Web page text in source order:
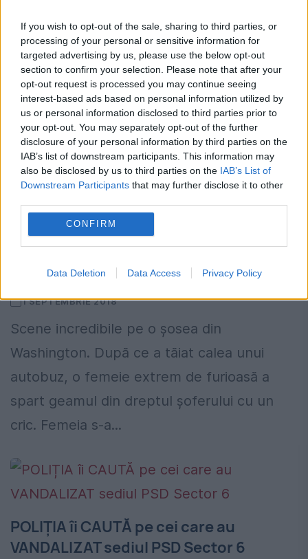
If you wish to opt-out of the sale, sharing to third parties, or
processing of your personal or sensitive information for
targeted advertising by us, please use the below opt-out
section to confirm your selection. Please note that after your
opt-out request is processed you may continue seeing
interest-based ads based on personal information utilized by
us or personal information disclosed to third parties prior to
your opt-out. You may separately opt-out of the further
disclosure of your personal information by third parties on the
IAB’s list of downstream participants. This information may
also be disclosed by us to third parties on the IAB’s List of
Downstream Participants that may further disclose it to other
CONFIRM
Data Deletion Data Access Privacy Policy
Scene INCREDIBILE în TRAFIC. O femeie
vrut să-l CALCE pe șofer. VIDEO
1 SEPTEMBRIE 2018
Scene incredibile pe o şosea din
Washington. După ce a tăiat calea unui
autobuz, o femeie extrem de furioasă a
spart geamul din dreptul șoferului cu un
cric. Femeia s-a...
POLIȚIA îi CAUTĂ pe cei care au
VANDALIZAT sediul PSD Sector 6